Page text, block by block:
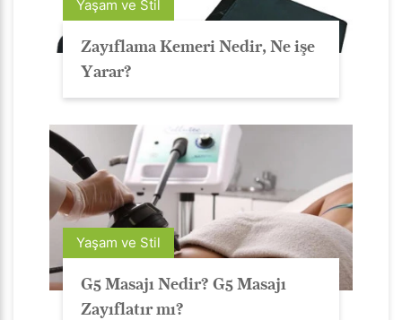
Yaşam ve Stil
Zayıflama Kemeri Nedir, Ne işe
Yarar?
Yaşam ve Stil
G5 Masajı Nedir? G5 Masajı
Zayıflatır mı?